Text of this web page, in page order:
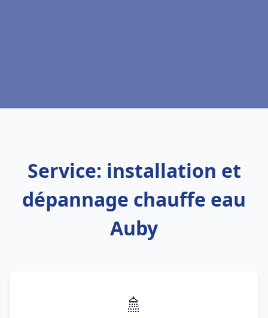
Service: installation et
dépannage chauffe eau
Auby
🚿